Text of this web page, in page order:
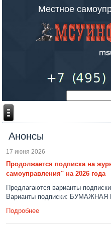
Местное
Анонсы
17 июня 2026
Продолжается подписка на
самоуправления" на 2026 года
Предлагаются варианты
Варианты подписки:
Подробнее